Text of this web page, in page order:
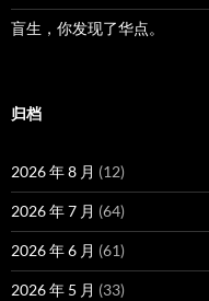
盲生，你发现了华点。
归档
2026 年 8 月 (12)
2026 年 7 月 (64)
2026 年 6 月 (61)
2026 年 5 月 (33)